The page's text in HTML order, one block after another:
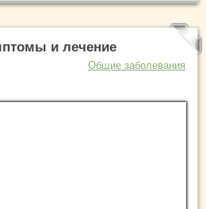
и лечение
Общие заболевания